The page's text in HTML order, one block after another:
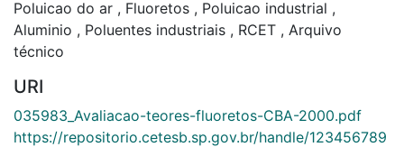
Poluicao do ar , Fluoretos , Poluicao industrial ,
Aluminio , Poluentes industriais , RCET , Arquivo
técnico
URI
035983_Avaliacao-teores-fluoretos-CBA-2000.pdf
https://repositorio.cetesb.sp.gov.br/handle/123456789